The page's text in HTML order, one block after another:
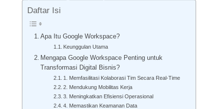
Daftar Isi
Apa Itu Google Workspace?
Keunggulan Utama
Mengapa Google Workspace Penting untuk
Transformasi Digital Bisnis?
1. Memfasilitasi Kolaborasi Tim Secara Real-Time
2. Mendukung Mobilitas Kerja
3. Meningkatkan Efisiensi Operasional
4. Memastikan Keamanan Data